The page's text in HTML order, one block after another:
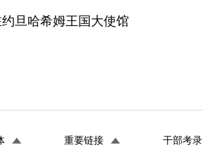
旦哈希姆王国大使馆
重要链接 干部考录